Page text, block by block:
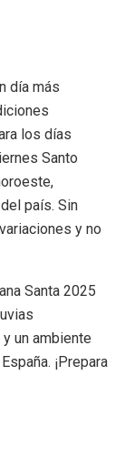
día más
los días
Santo
país. Sin
y no
Santa 2025
un ambiente
¡Prepara